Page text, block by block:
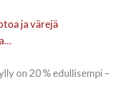
ja värejä
on 20 % edullisempi –